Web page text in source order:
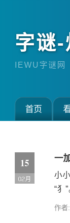
字谜
IEWU字谜网
首页
15
02月
一
小
“犭
作者: